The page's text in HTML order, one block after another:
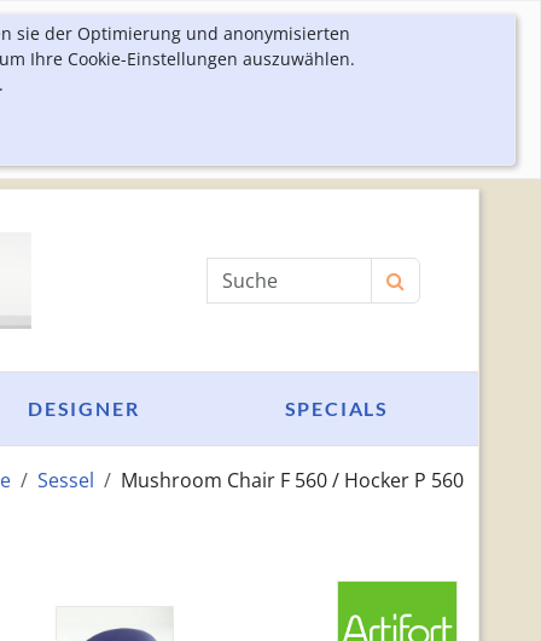
sie der Optimierung und anonymisierten
Ihre Cookie-Einstellungen auszuwählen.
.
Produktsuche
SPECIALS
DESIGNER
Sessel Mushroom Chair F 560 / Hocker P 560